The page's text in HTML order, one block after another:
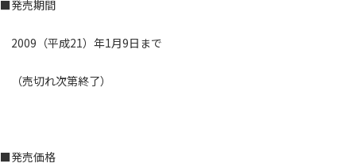
■発売期間
2009（平成21）年1月9日まで
（売切れ次第終了）
■発売価格